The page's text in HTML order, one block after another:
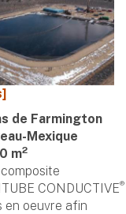
de Farmington
Mexique
m2
CONDUCTIVE®
en oeuvre afin